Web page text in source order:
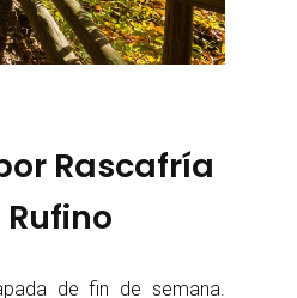
Rascafría
de fin de semana.